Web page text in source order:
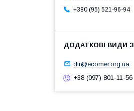
+380 (95) 521-96-94
dir@ecomer.org.ua
+38 (097) 801-11-56